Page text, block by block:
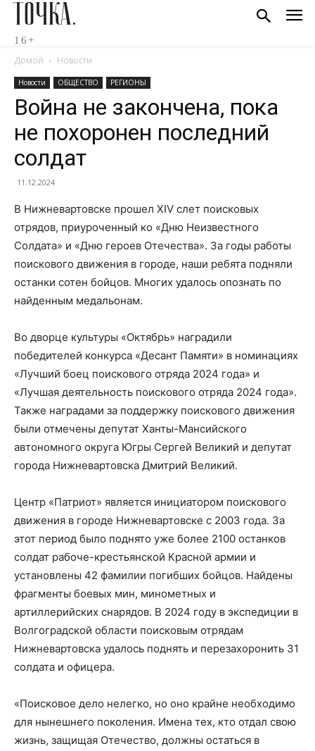
ТОЧКА.
16+
Домой Новости
Новости ОБЩЕСТВО РЕГИОНЫ
Война не закончена, пока
не похоронен последний
солдат
11.12.2024
В Нижневартовске прошел XIV слет поисковых
отрядов, приуроченный ко «Дню Неизвестного
Солдата» и «Дню героев Отечества». За годы работы
поискового движения в городе, наши ребята подняли
останки сотен бойцов. Многих удалось опознать по
найденным медальонам.
Во дворце культуры «Октябрь» наградили
победителей конкурса «Десант Памяти» в номинациях
«Лучший боец поискового отряда 2024 года» и
«Лучшая деятельность поискового отряда 2024 года».
Также наградами за поддержку поискового движения
были отмечены депутат Ханты-Мансийского
автономного округа Югры Сергей Великий и депутат
города Нижневартовска Дмитрий Великий.
Центр «Патриот» является инициатором поискового
движения в городе Нижневартовске с 2003 года. За
этот период было поднято уже более 2100 останков
солдат рабоче-крестьянской Красной армии и
установлены 42 фамилии погибших бойцов. Найдены
фрагменты боевых мин, минометных и
артиллерийских снарядов. В 2024 году в экспедиции в
Волгоградской области поисковым отрядам
Нижневартовска удалось поднять и перезахоронить 31
солдата и офицера.
«Поисковое дело нелегко, но оно крайне необходимо
для нынешнего поколения. Имена тех, кто отдал свою
жизнь, защищая Отечество, должны остаться в